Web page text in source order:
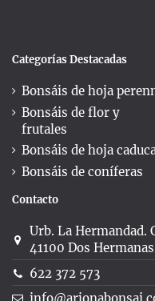
Categorías Destacadas
Bonsáis de hoja
Bonsáis de flor y
frutales
Bonsáis de hoja
Bonsáis de coníferas
Contacto
Urb. La Hermandad.
41100 Dos
622 372 573